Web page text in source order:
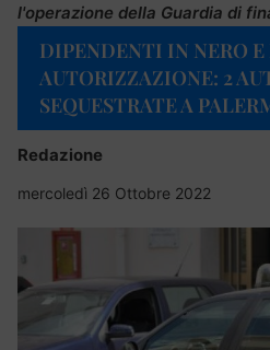
l'operazione della Guardia di
DIPENDENTI IN NERO E
AUTORIZZAZIONE: 2
SEQUESTRATE A
Redazione
mercoledì 26 Ottobre 2022